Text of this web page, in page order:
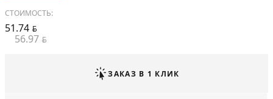
СТОИМОСТЬ:
51.74 BYN
56.97 BYN
ЗАКАЗ В 1 КЛИК